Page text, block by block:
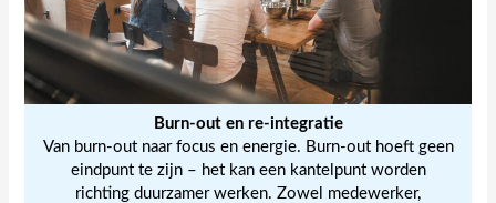
Burn-out en re-integratie
Van burn-out naar focus en energie. Burn-out hoeft geen
eindpunt te zijn – het kan een kantelpunt worden
richting duurzamer werken. Zowel medewerker,